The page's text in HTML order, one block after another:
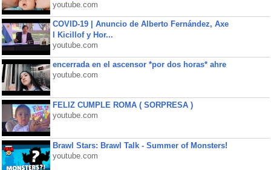
youtube.com
COVID-19 | Anuncio de Alberto Fernández, Axe
l Kicillof y Hor...
youtube.com
encerrada en el ascensor *por dos horas* ahre
youtube.com
FELIZ CUMPLE ROMA ( SORPRESA )
youtube.com
Brawl Stars: Brawl Talk - Summer of Monsters!
youtube.com